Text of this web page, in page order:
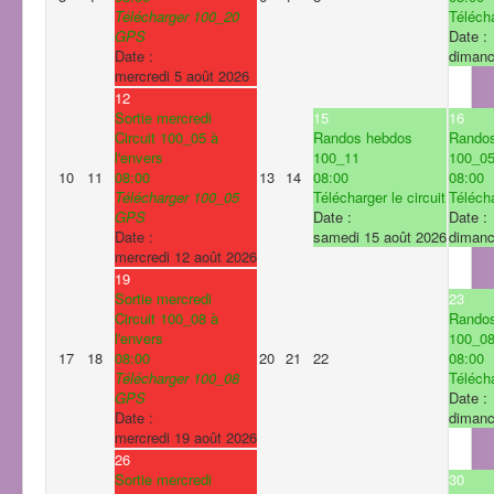
Télécharger 100_20
GPS
Date :
mercredi 5 août 2026
Date :
10 11
12
Sortie mercredi
Circuit 100_05 à
l'envers
08:00
Télécharger 100_05
GPS
Date :
mercredi 12 août 2026
13 14
15
Randos hebdos
100_11
08:00
Télécharger le circuit
Date :
samedi 15 août 2026
16
100_05
08:00
Date :
17 18
19
Sortie mercredi
Circuit 100_08 à
l'envers
08:00
Télécharger 100_08
GPS
Date :
mercredi 19 août 2026
20 21 22
23
100_08
08:00
Date :
26
Sortie mercredi
30